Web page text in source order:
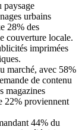
paysage
urbains
28% des
couverture locale.
imprimées
marché, avec 58%
de contenu
magazines
22% proviennent
44% du